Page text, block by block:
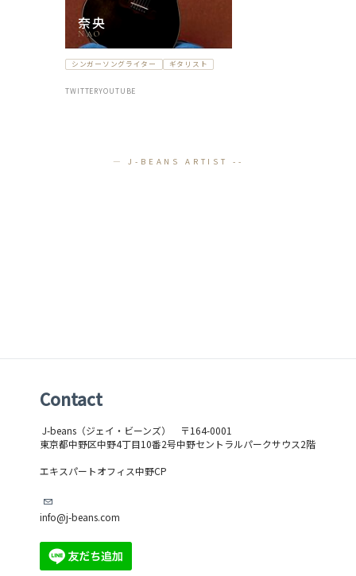
奈央
NAO
シンガーソングライター ギタリスト
TWITTERYOUTUBE
— J-BEANS ARTIST --
Contact
J-beans（ジェイ・ビーンズ）
〒164-0001
東京都中野区中野4丁目10番2号中野セントラルパークサウス2階
​エキスパートオフィス中野CP
info@j-beans.com